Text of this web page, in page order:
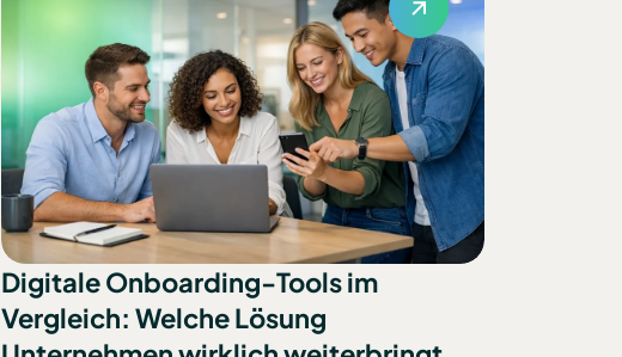
Digitale Onboarding-Tools im
Vergleich: Welche Lösung